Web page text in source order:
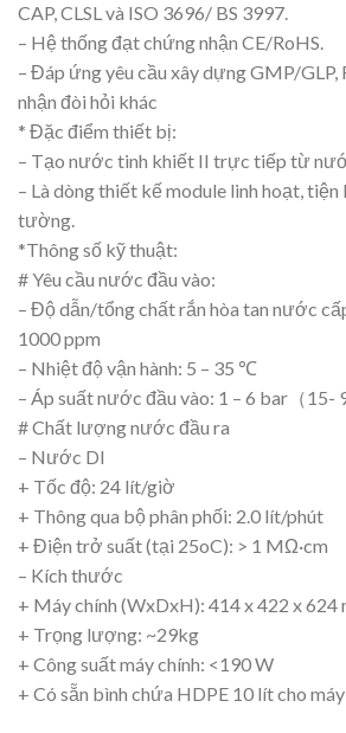
CAP, CLSL và ISO 3696/ BS 3997.
– Hệ thống đạt chứng nhận CE/RoHS.
– Đáp ứng yêu cầu xây dựng GMP/GLP,
nhận đòi hỏi khác
* Đặc điểm thiết bị:
– Tạo nước tinh khiết II trực tiếp từ
– Là dòng thiết kế module linh hoạt,
tường.
*Thông số kỹ thuật:
# Yêu cầu nước đầu vào:
– Độ dẫn/tổng chất rắn hòa tan nước
1000 ppm
– Nhiệt độ vận hành: 5 – 35 ℃
– Áp suất nước đầu vào: 1 – 6 bar（15-
# Chất lượng nước đầu ra
– Nước DI
+ Tốc độ: 24 lít/giờ
+ Thông qua bộ phân phối: 2.0 lít/phút
+ Điện trở suất (tại 25oC): > 1 MΩ·cm
– Kích thước
+ Máy chính (WxDxH): 414 x 422 x 624
+ Trọng lượng: ~29kg
+ Công suất máy chính: <190 W
+ Có sẵn bình chứa HDPE 10 lít cho